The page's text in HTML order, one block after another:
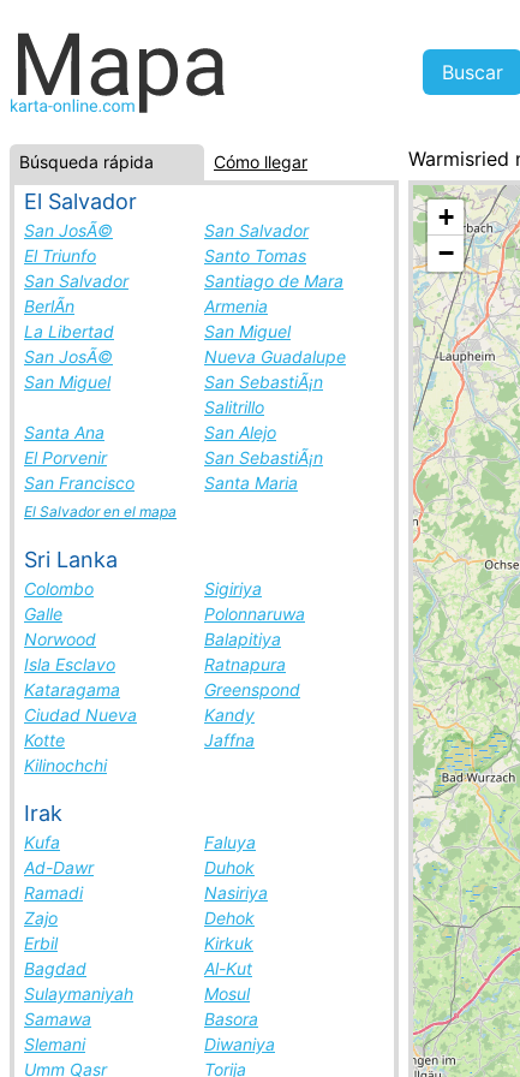
Búsqueda rápida Cómo llegar
El Salvador
San JosÃ©
San Salvador
El Triunfo
Santo Tomas
San Salvador
Santiago de Mara
BerlÃ­n
Armenia
La Libertad
San Miguel
San JosÃ©
Nueva Guadalupe
San Miguel
San SebastiÃ¡n
Salitrillo
Santa Ana
San Alejo
El Porvenir
San SebastiÃ¡n
San Francisco
Santa Maria
El Salvador en el mapa
Sri Lanka
Colombo
Sigiriya
Galle
Polonnaruwa
Norwood
Balapitiya
Isla Esclavo
Ratnapura
Kataragama
Greenspond
Ciudad Nueva
Kandy
Kotte
Jaffna
Kilinochchi
Irak
Kufa
Faluya
Ad-Dawr
Duhok
Ramadi
Nasiriya
Zajo
Dehok
Erbil
Kirkuk
Bagdad
Al-Kut
Sulaymaniyah
Mosul
Samawa
Basora
Slemani
Diwaniya
Umm Qasr
Torija
Warmisried
Alemania,
+
−